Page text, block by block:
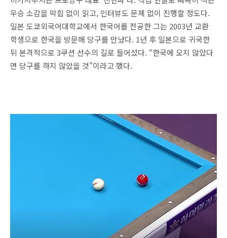
우승 소감을 막힘 없이 읽고, 인터뷰도 문제 없이 진행할 정도다.
일본 도쿄외국어대학교에서 한국어를 전공한 그는 2003년 교환
학생으로 한국을 방문해 당구를 만났다. 1년 후 일본으로 귀국한
뒤 본격적으로 3쿠션 선수의 길로 들어섰다. “한국에 오지 않았다
면 당구를 하지 않았을 것”이라고 했다.